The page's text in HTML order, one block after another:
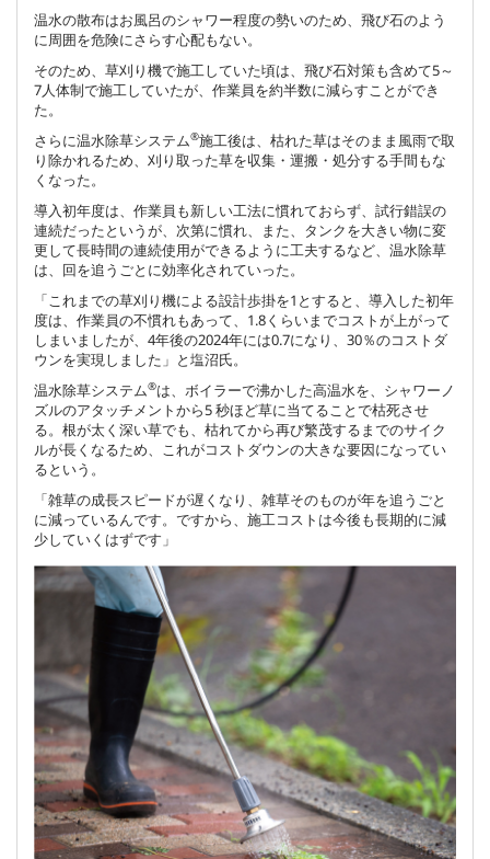
温水の散布はお風呂のシャワー程度の勢いのため、飛び石のよう
に周囲を危険にさらす心配もない。
そのため、草刈り機で施工していた頃は、飛び石対策も含めて5～
7人体制で施工していたが、作業員を約半数に減らすことができ
た。
さらに温水除草システム®施工後は、枯れた草はそのまま風雨で取
り除かれるため、刈り取った草を収集・運搬・処分する手間もな
くなった。
導入初年度は、作業員も新しい工法に慣れておらず、試行錯誤の
連続だったというが、次第に慣れ、また、タンクを大きい物に変
更して長時間の連続使用ができるように工夫するなど、温水除草
は、回を追うごとに効率化されていった。
「これまでの草刈り機による設計歩掛を1とすると、導入した初年
度は、作業員の不慣れもあって、1.8くらいまでコストが上がって
しまいましたが、4年後の2024年には0.7になり、30％のコストダ
ウンを実現しました」と塩沼氏。
温水除草システム®は、ボイラーで沸かした高温水を、シャワーノ
ズルのアタッチメントから5 秒ほど草に当てることで枯死させ
る。根が太く深い草でも、枯れてから再び繁茂するまでのサイク
ルが長くなるため、これがコストダウンの大きな要因になってい
るという。
「雑草の成長スピードが遅くなり、雑草そのものが年を追うごと
に減っているんです。ですから、施工コストは今後も長期的に減
少していくはずです」